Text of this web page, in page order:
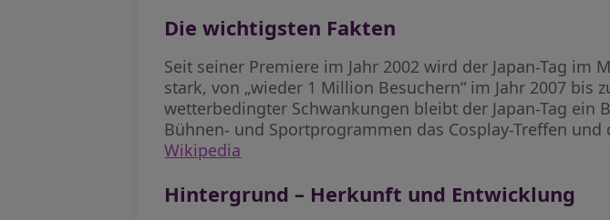
Die wichtigsten Fakten
Seit seiner Premiere im Jahr 2002 wird der Japan-Tag im
stark, von „wieder 1 Million Besuchern“ im Jahr 2007 bis
wetterbedingter Schwankungen bleibt der Japan-Tag
Bühnen- und Sportprogrammen das Cosplay-Treffen
Wikipedia
Hintergrund – Herkunft und Entwicklung